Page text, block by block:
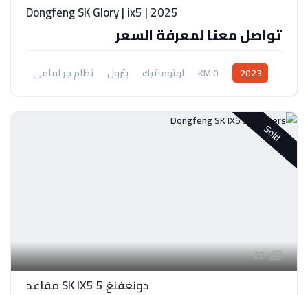
Dongfeng SK Glory | ix5 | 2025
تواصل معنا لمعرفة السعر
2023
0 KM اوتوماتيك بترول نظام جر امامي
Sold
22
دونغفنغ SK IX5 5 مقاعد